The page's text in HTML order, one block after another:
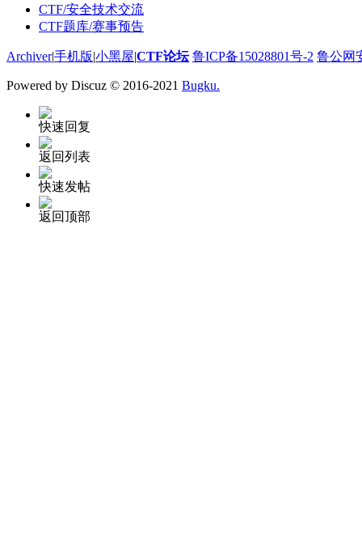
CTF/安全技术交流
CTF题库/赛事预告
Archiver|手机版|小黑屋|CTF论坛 鲁ICP备15028801号-2 鲁公网
Powered by Discuz © 2016-2021 Bugku.
快速回复
返回列表
快速发帖
返回顶部